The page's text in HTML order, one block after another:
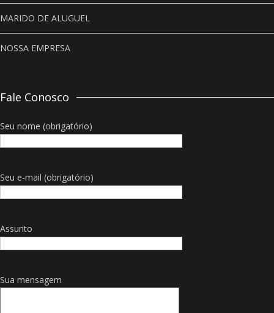
MARIDO DE ALUGUEL
NOSSA EMPRESA
Fale Conosco
Seu nome (obrigatório)
Seu e-mail (obrigatório)
Assunto
Sua mensagem